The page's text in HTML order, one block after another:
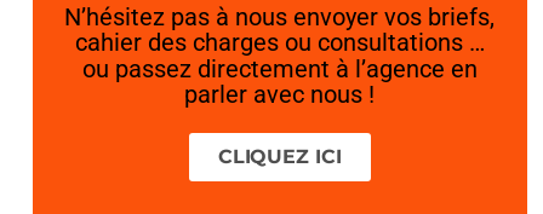
N’hésitez pas à nous envoyer vos briefs,
cahier des charges ou consultations …
ou passez directement à l’agence en
parler avec nous !
CLIQUEZ ICI